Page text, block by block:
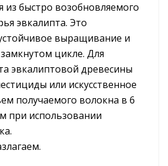
из быстро возобновляемого
эвкалипта. Это
выращивание и
цикле. Для
эвкалиптовой древесины
или искусственное
получаемого волокна в 6
при использовании